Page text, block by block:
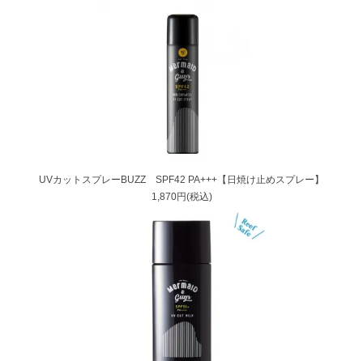
UVカットスプレーBUZZ SPF42 PA+++【日焼け止めスプレー】
1,870円(税込)